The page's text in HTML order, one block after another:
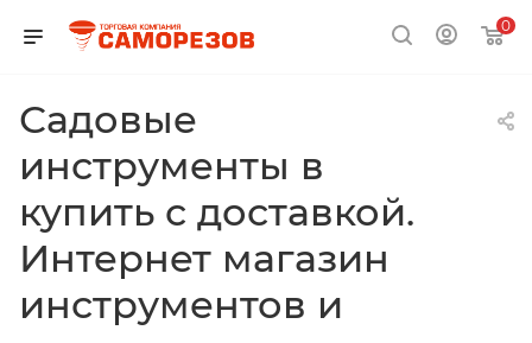
0
Садовые
инструменты в
купить с доставкой.
Интернет магазин
инструментов и